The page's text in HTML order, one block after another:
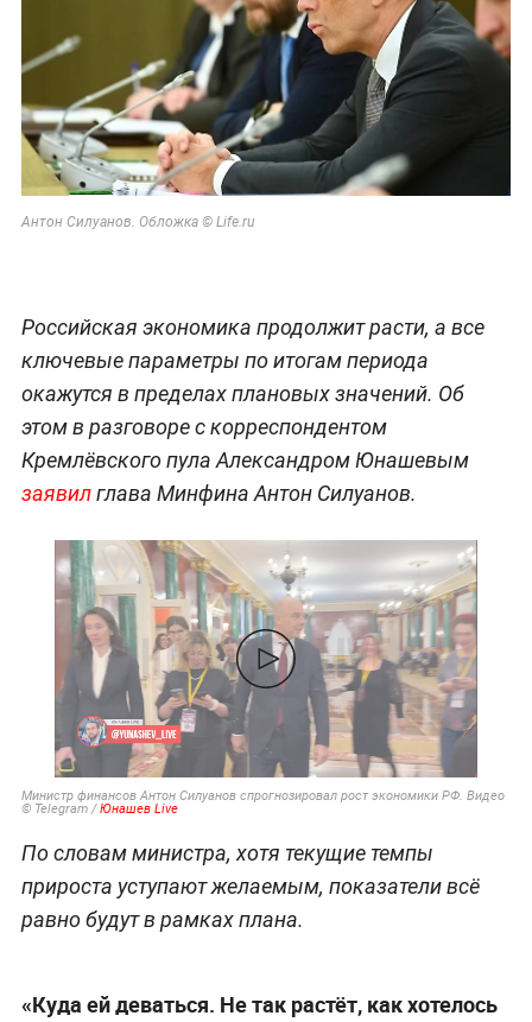
Антон Силуанов. Обложка © Life.ru
Российская экономика продолжит расти, а все
ключевые параметры по итогам периода
окажутся в пределах плановых значений. Об
этом в разговоре с корреспондентом
Кремлёвского пула Александром Юнашевым
заявилглава Минфина Антон Силуанов.
Министр финансов Антон Силуанов спрогнозировал рост экономики РФ. Видео
© Telegram /Юнашев Live
По словам министра, хотя текущие темпы
прироста уступают желаемым, показатели всё
равно будут в рамках плана.
«Куда ей деваться. Не так растёт, как хотелось